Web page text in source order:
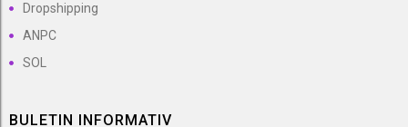
Dropshipping
ANPC
SOL
BULETIN INFORMATIV